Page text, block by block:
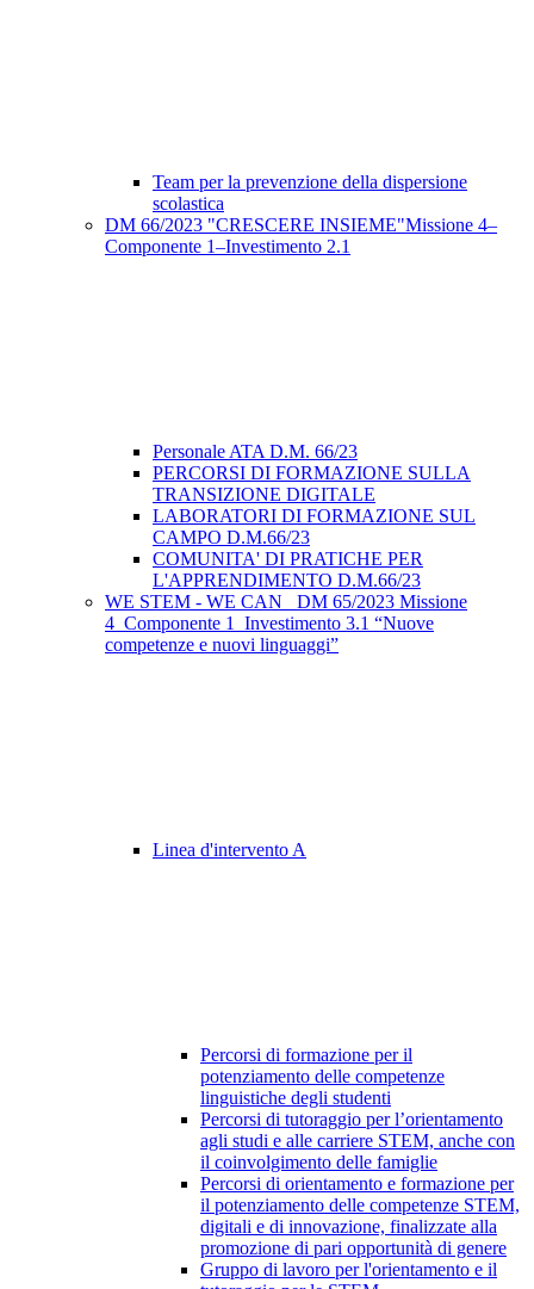
Team per la prevenzione della dispersione
scolastica
DM 66/2023 "CRESCERE INSIEME"Missione 4–
Componente 1–Investimento 2.1
Personale ATA D.M. 66/23
PERCORSI DI FORMAZIONE SULLA
TRANSIZIONE DIGITALE
LABORATORI DI FORMAZIONE SUL
CAMPO D.M.66/23
COMUNITA' DI PRATICHE PER
L'APPRENDIMENTO D.M.66/23
WE STEM - WE CAN_ DM 65/2023 Missione
4_Componente 1_Investimento 3.1 “Nuove
competenze e nuovi linguaggi”
Linea d'intervento A
Percorsi di formazione per il
potenziamento delle competenze
linguistiche degli studenti
Percorsi di tutoraggio per l’orientamento
agli studi e alle carriere STEM, anche con
il coinvolgimento delle famiglie
Percorsi di orientamento e formazione per
il potenziamento delle competenze STEM,
digitali e di innovazione, finalizzate alla
promozione di pari opportunità di genere
Gruppo di lavoro per l'orientamento e il